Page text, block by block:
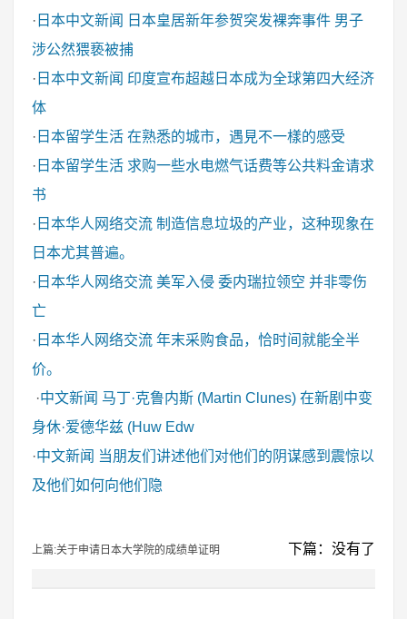
· 日本中文新闻
日本皇居新年参贺突发裸奔事件 男子
涉公然猥亵被捕
· 日本中文新闻 印度宣布超越日本成为全球第四大经济
体
· 日本留学生活 在熟悉的城市，遇見不一樣的感受
· 日本留学生活 求购一些水电燃气话费等公共料金请求
书
· 日本华人网络交流 制造信息垃圾的产业，这种现象在
日本尤其普遍。
· 日本华人网络交流 美军入侵 委内瑞拉领空 并非零伤
亡
· 日本华人网络交流 年末采购食品，恰时间就能全半
价。
·中文新闻 马丁·克鲁内斯 (Martin Clunes) 在新剧中变
身休·爱德华兹 (Huw Edw
·中文新闻 当朋友们讲述他们对他们的阴谋感到震惊以
及他们如何向他们隐
上篇:关于申请日本大学院的成绩单证明 下篇：没有了